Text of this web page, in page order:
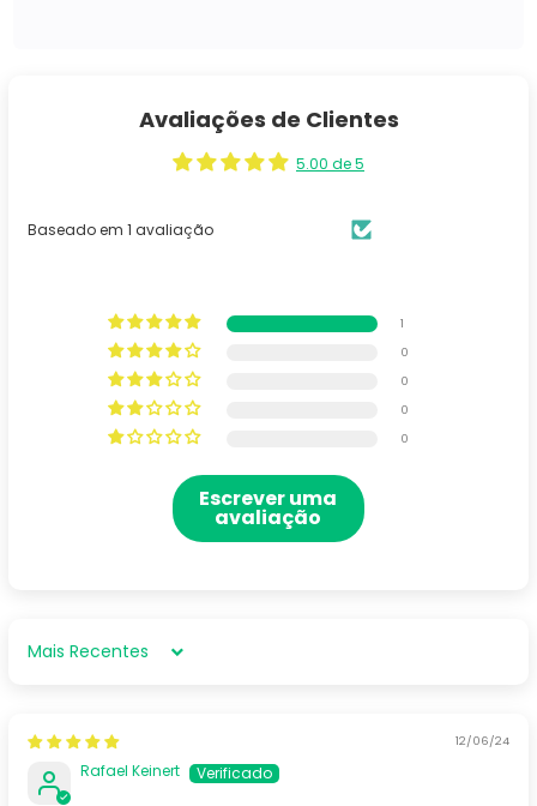
Avaliações de Clientes
5.00 de 5
Baseado em 1 avaliação
1
0
0
0
0
Escrever uma
avaliação
Sort by
12/06/24
Rafael Keinert